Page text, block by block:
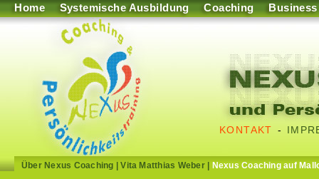
Home Systemische Ausbildung Coaching Business
KONTAKT -
Über Nexus Coaching |Vita Matthias Weber| Nexus Coaching auf